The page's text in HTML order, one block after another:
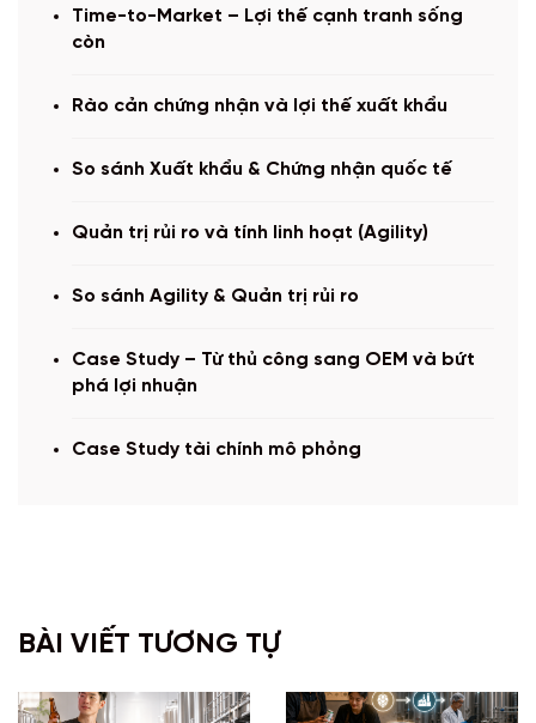
Time-to-Market – Lợi thế cạnh tranh sống
còn
Rào cản chứng nhận và lợi thế xuất khẩu
So sánh Xuất khẩu & Chứng nhận quốc tế
Quản trị rủi ro và tính linh hoạt (Agility)
So sánh Agility & Quản trị rủi ro
Case Study – Từ thủ công sang OEM và bứt
phá lợi nhuận
Case Study tài chính mô phỏng
BÀI VIẾT TƯƠNG TỰ